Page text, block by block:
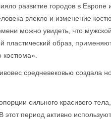
развитие городов в Европе
влекло и изменение
можно увидеть, что
пластический образ,
костюма».
средневековью создала
сильного красивого
период активно